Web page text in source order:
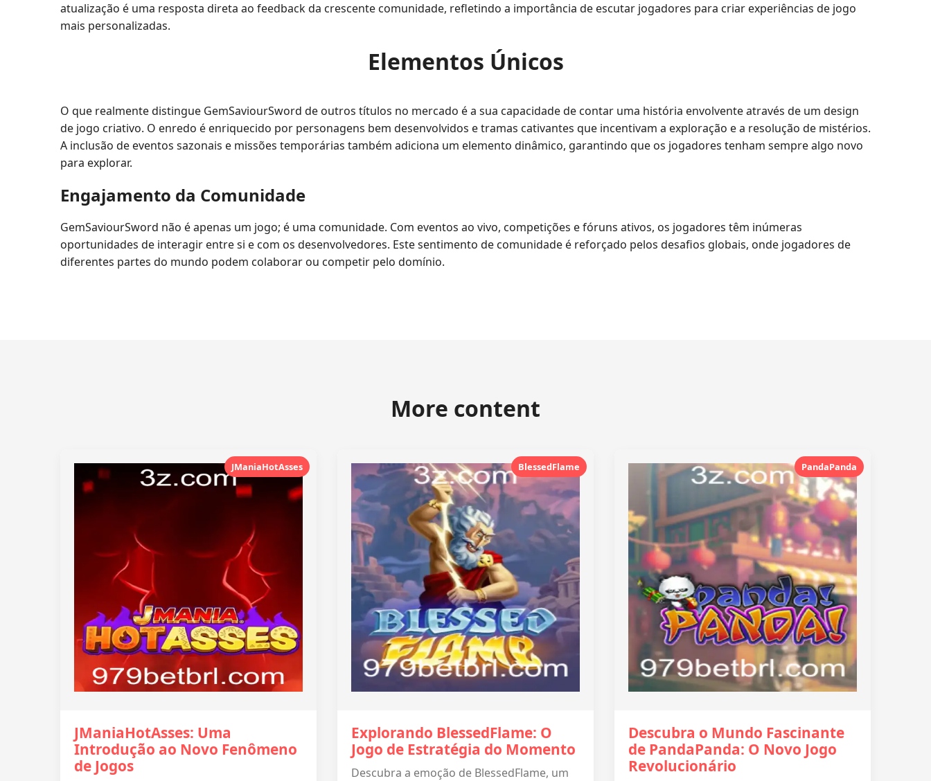
atualização é uma resposta direta ao feedback da crescente comunidade, refletindo a importância de escutar jogadores para criar experiências de jogo
mais personalizadas.
Elementos Únicos
O que realmente distingue GemSaviourSword de outros títulos no mercado é a sua capacidade de contar uma história envolvente através de um design
de jogo criativo. O enredo é enriquecido por personagens bem desenvolvidos e tramas cativantes que incentivam a exploração e a resolução de mistérios.
A inclusão de eventos sazonais e missões temporárias também adiciona um elemento dinâmico, garantindo que os jogadores tenham sempre algo novo
para explorar.
Engajamento da Comunidade
GemSaviourSword não é apenas um jogo; é uma comunidade. Com eventos ao vivo, competições e fóruns ativos, os jogadores têm inúmeras
oportunidades de interagir entre si e com os desenvolvedores. Este sentimento de comunidade é reforçado pelos desafios globais, onde jogadores de
diferentes partes do mundo podem colaborar ou competir pelo domínio.
More content
JManiaHotAsses
JManiaHotAsses: Uma
Introdução ao Novo Fenômeno
de Jogos
BlessedFlame
Explorando BlessedFlame: O
Jogo de Estratégia do Momento
Descubra a emoção de BlessedFlame, um
PandaPanda
Descubra o Mundo Fascinante
de PandaPanda: O Novo Jogo
Revolucionário